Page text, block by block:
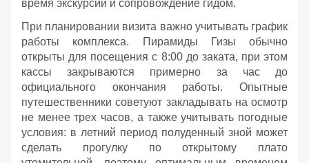
время экскурсии и сопровождение гидом.
При планировании визита важно учитывать график
работы комплекса. Пирамиды Гизы обычно
открыты для посещения с 8:00 до заката, при этом
кассы закрываются примерно за час до
официального окончания работы. Опытные
путешественники советуют закладывать на осмотр
не менее трех часов, а также учитывать погодные
условия: в летний период полуденный зной может
сделать прогулку по открытому плато